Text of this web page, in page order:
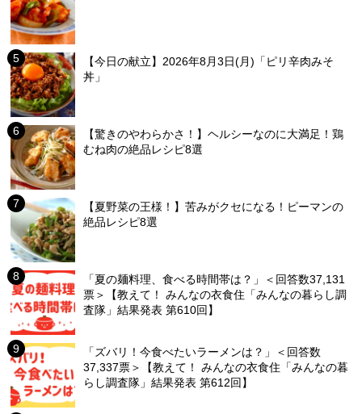
【今日の献立】2026年8月3日(月)「ピリ辛肉みそ
丼」
【驚きのやわらかさ！】ヘルシーなのに大満足！鶏
むね肉の絶品レシピ8選
【夏野菜の王様！】苦みがクセになる！ピーマンの
絶品レシピ8選
「夏の麺料理、食べる時間帯は？」＜回答数37,131
票＞【教えて！ みんなの衣食住「みんなの暮らし調
査隊」結果発表 第610回】
「ズバリ！今食べたいラーメンは？」＜回答数
37,337票＞【教えて！ みんなの衣食住「みんなの暮
らし調査隊」結果発表 第612回】